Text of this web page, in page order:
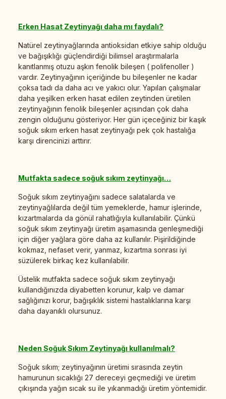
Erken Hasat Zeytinyağı daha mı faydalı?
Natürel zeytinyağlarında antioksidan etkiye sahip olduğu
ve bağışıklığı güçlendirdiği bilimsel araştırmalarla
kanıtlanmış otuzu aşkın fenolik bileşen ( polifenoller )
vardır. Zeytinyağının içeriğinde bu bileşenler ne kadar
çoksa tadı da daha acı ve yakıcı olur. Yapılan çalışmalar
daha yeşilken erken hasat edilen zeytinden üretilen
zeytinyağının fenolik bileşenler açısından çok daha
zengin olduğunu gösteriyor. Her gün içeceğiniz bir kaşık
soğuk sıkım erken hasat zeytinyağı pek çok hastalığa
karşı direncinizi arttırır.
Mutfakta sadece soğuk sıkım zeytinyağı…
Soğuk sıkım zeytinyağını sadece salatalarda ve
zeytinyağlılarda değil tüm yemeklerde, hamur işlerinde,
kızartmalarda da gönül rahatlığıyla kullanılabilir. Çünkü
soğuk sıkım zeytinyağı üretim aşamasında genleşmediği
için diğer yağlara göre daha az kullanılır. Pişirildiğinde
kokmaz, nefaset verir, yanmaz, kızartma sonrası iyi
süzülerek birkaç kez kullanılabilir.
Üstelik mutfakta sadece soğuk sıkım zeytinyağı
kullandığınızda diyabetten korunur, kalp ve damar
sağlığınızı korur, bağışıklık sistemi hastalıklarına karşı
daha dayanıklı olursunuz.
Neden Soğuk Sıkım Zeytinyağı kullanılmalı?
Soğuk sıkım; zeytinyağının üretimi sırasında zeytin
hamurunun sıcaklığı 27 dereceyi geçmediği ve üretim
çıkışında yağın sıcak su ile yıkanmadığı üretim yöntemidir.